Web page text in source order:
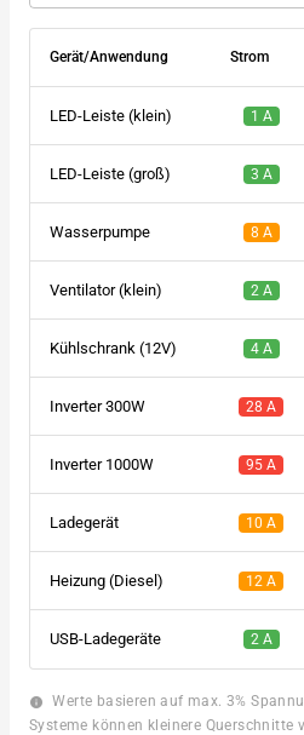
Gerät/Anwendung Strom
LED-Leiste (klein) 1 A
LED-Leiste (groß) 3 A
Wasserpumpe 8 A
Ventilator (klein) 2 A
Kühlschrank (12V) 4 A
Inverter 300W 28 A
Inverter 1000W 95 A
Ladegerät 10 A
Heizung (Diesel) 12 A
USB-Ladegeräte 2 A
info
Werte basieren auf max. 3%
Systeme können kleinere Querschnitte